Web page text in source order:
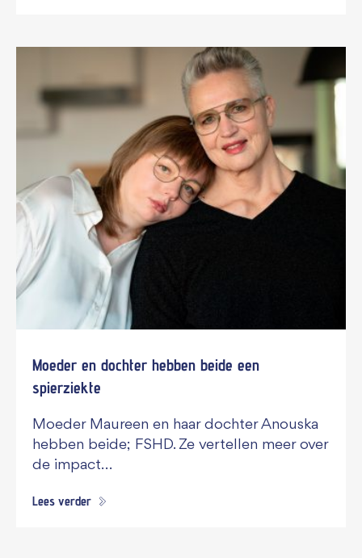
Moeder en dochter hebben beide een
spierziekte
Moeder Maureen en haar dochter Anouska
hebben beide; FSHD. Ze vertellen meer over
de impact…
Lees verder